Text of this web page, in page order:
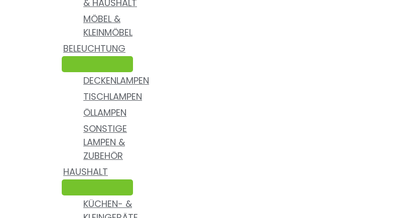
& HAUSHALT
MÖBEL &
KLEINMÖBEL
BELEUCHTUNG
DECKENLAMPEN
TISCHLAMPEN
ÖLLAMPEN
SONSTIGE
LAMPEN &
ZUBEHÖR
HAUSHALT
KÜCHEN- &